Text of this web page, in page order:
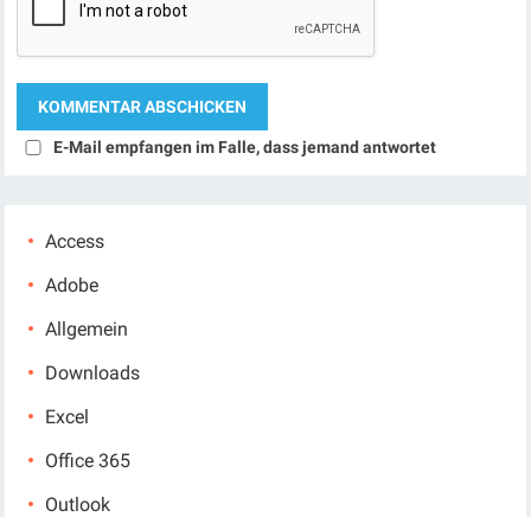
E-Mail empfangen im Falle, dass jemand antwortet
Access
Adobe
Allgemein
Downloads
Excel
Office 365
Outlook